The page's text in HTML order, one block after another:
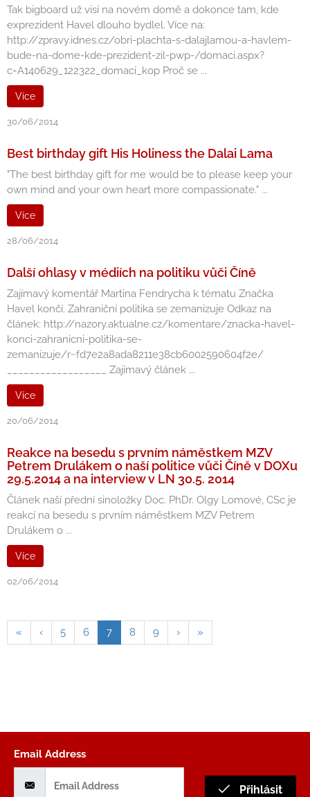
Tak bigboard už visí na novém domě a dokonce tam, kde
exprezident Havel dlouho bydlel. Více na:
http://zpravy.idnes.cz/obri-plachta-s-dalajlamou-a-havlem-
bude-na-dome-kde-prezident-zil-pwp-/domaci.aspx?
c=A140629_122322_domaci_kop Proč se ...
Více
30/06/2014
Best birthday gift His Holiness the Dalai Lama
"The best birthday gift for me would be to please keep your
own mind and your own heart more compassionate." ...
Více
28/06/2014
Další ohlasy v médiích na politiku vůči Číně
Zajímavý komentář Martina Fendrycha k tématu Značka
Havel končí. Zahraniční politika se zemanizuje Odkaz na
článek: http://nazory.aktualne.cz/komentare/znacka-havel-
konci-zahranicni-politika-se-
zemanizuje/r~fd7e2a8ada8211e38cb6002590604f2e/
__________________ Zajímavý článek ...
Více
20/06/2014
Reakce na besedu s prvním náměstkem MZV
Petrem Drulákem o naší politice vůči Číně v DOXu
29.5.2014 a na interview v LN 30.5. 2014
Článek naší přední sinoložky Doc. PhDr. Olgy Lomové, CSc je
reakcí na besedu s prvním náměstkem MZV Petrem
Drulákem o ...
Více
02/06/2014
« ‹ 5 6 7 8 9 › »
Email Address
Přihlásit